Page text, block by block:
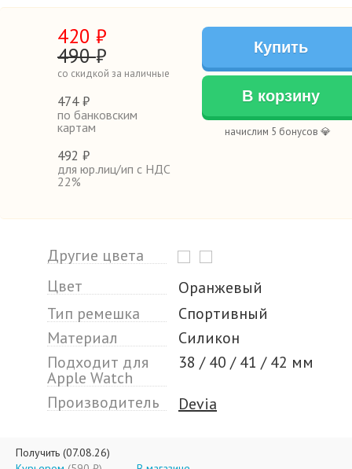
420 ₽
490₽
со скидкой за наличные
474 ₽
по банковским
картам
492 ₽
для юр.лиц/ип с НДС
22%
Купить
В корзину
начислим 5 бонусов 💎
Другие цвета
Цвет
Оранжевый
Тип ремешка
Спортивный
Материал
Силикон
Подходит для
Apple Watch
38 / 40 / 41 / 42 мм
Производитель
Devia
Получить (07.08.26)